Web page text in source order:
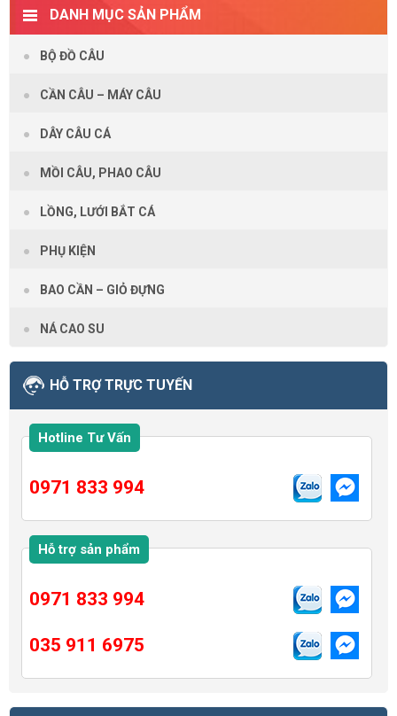
DANH MỤC SẢN PHẨM
BỘ ĐỒ CÂU
CẦN CÂU – MÁY CÂU
DÂY CÂU CÁ
MỒI CÂU, PHAO CÂU
LỒNG, LƯỚI BẮT CÁ
PHỤ KIỆN
BAO CẦN – GIỎ ĐỰNG
NÁ CAO SU
HỖ TRỢ TRỰC TUYẾN
Hotline Tư Vấn
0971 833 994
Hỗ trợ sản phẩm
0971 833 994
035 911 6975